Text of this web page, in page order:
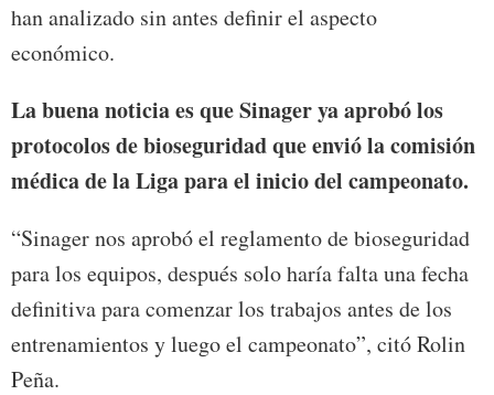
han analizado sin antes definir el aspecto
económico.
La buena noticia es que Sinager ya aprobó los
protocolos de bioseguridad que envió la comisión
médica de la Liga para el inicio del campeonato.
“Sinager nos aprobó el reglamento de bioseguridad
para los equipos, después solo haría falta una fecha
definitiva para comenzar los trabajos antes de los
entrenamientos y luego el campeonato”, citó Rolin
Peña.